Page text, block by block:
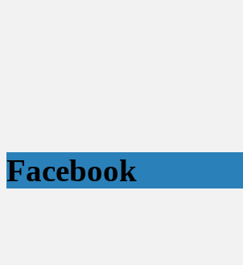
Facebook